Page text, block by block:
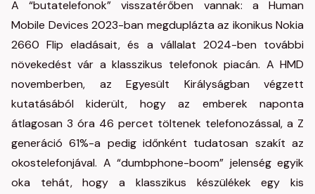
A “butatelefonok” visszatérőben vannak: a Human
Mobile Devices 2023-ban megduplázta az ikonikus Nokia
2660 Flip eladásait, és a vállalat 2024-ben további
növekedést vár a klasszikus telefonok piacán. A HMD
novemberben, az Egyesült Királyságban végzett
kutatásából kiderült, hogy az emberek naponta
átlagosan 3 óra 46 percet töltenek telefonozással, a Z
generáció 61%-a pedig időnként tudatosan szakít az
okostelefonjával. A “dumbphone-boom” jelenség egyik
oka tehát, hogy a klasszikus készülékek egy kis